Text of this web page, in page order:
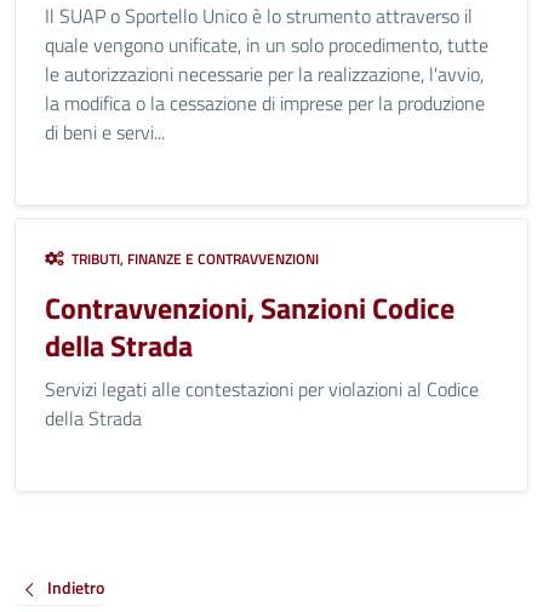
Il SUAP o Sportello Unico è lo strumento attraverso il
quale vengono unificate, in un solo procedimento, tutte
le autorizzazioni necessarie per la realizzazione, l'avvio,
la modifica o la cessazione di imprese per la produzione
di beni e servi...
TRIBUTI, FINANZE E CONTRAVVENZIONI
Contravvenzioni, Sanzioni Codice
della Strada
Servizi legati alle contestazioni per violazioni al Codice
della Strada
Indietro